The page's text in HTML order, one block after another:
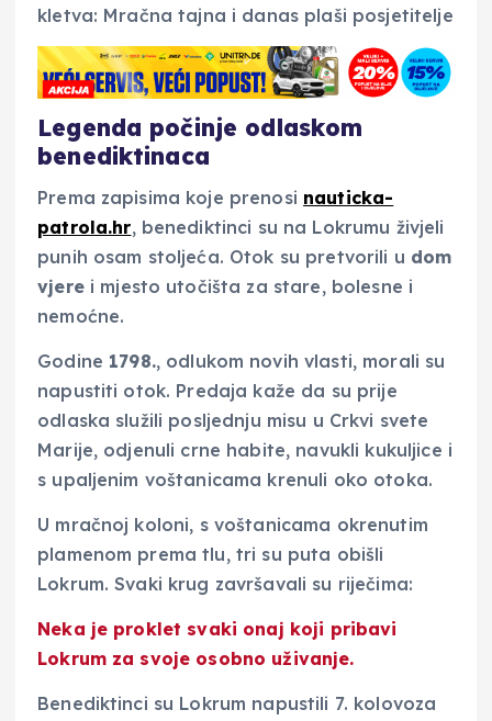
Legenda počinje odlaskom
benediktinaca
Prema zapisima koje prenosi nauticka-
patrola.hr, benediktinci su na Lokrumu živjeli
punih osam stoljeća. Otok su pretvorili u dom
vjerei mjesto utočišta za stare, bolesne i
nemoćne.
Godine 1798., odlukom novih vlasti, morali su
napustiti otok. Predaja kaže da su prije
odlaska služili posljednju misu u Crkvi svete
Marije, odjenuli crne habite, navukli kukuljice i
s upaljenim voštanicama krenuli oko otoka.
U mračnoj koloni, s voštanicama okrenutim
plamenom prema tlu, tri su puta obišli
Lokrum. Svaki krug završavali su riječima:
Neka je proklet svaki onaj koji pribavi
Lokrum za svoje osobno uživanje.
Benediktinci su Lokrum napustili 7. kolovoza